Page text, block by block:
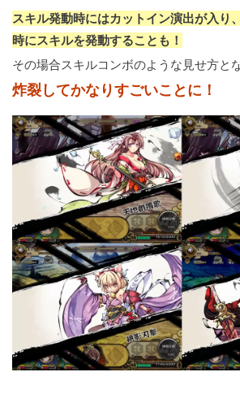
スキル発動時にはカットイン演出が入り
時にスキルを発動することも！
その場合スキルコンボのような見せ方とな
炸裂してかなりすごいことに！